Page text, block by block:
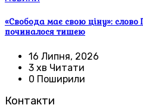
«Свобода має свою ціну»: слово
починалося тишею
16 Липня, 2026
3 хв Читати
0 Поширили
Контакти